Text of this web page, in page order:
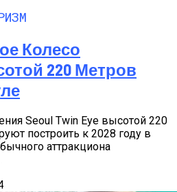
Колесо
220 Метров
Seoul Twin Eye высотой 220
построить к 2028 году в
аттракциона